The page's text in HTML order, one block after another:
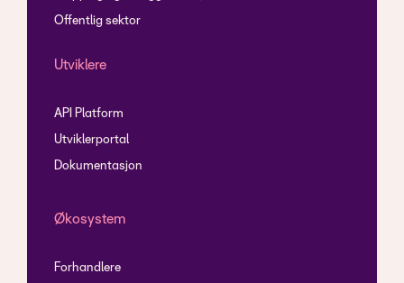
Offentlig sektor
Utviklere
API Platform
Utviklerportal
Dokumentasjon
Økosystem
Forhandlere